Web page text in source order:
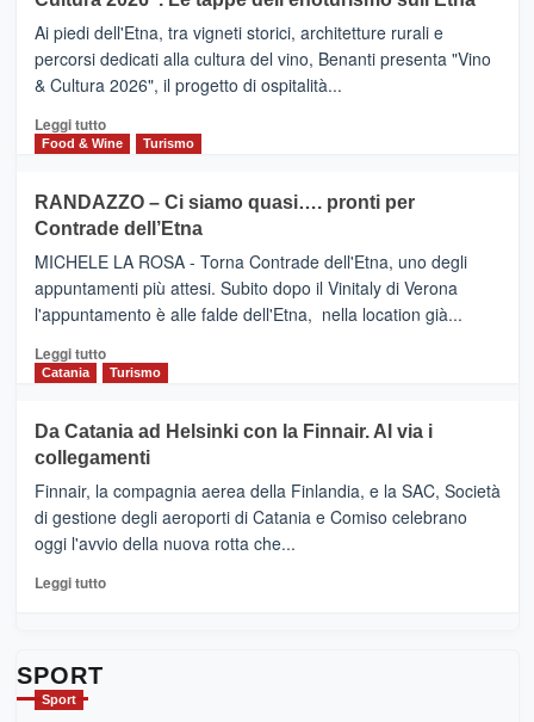
Alcantara
nei
primi
nella
classifica
SAN
DOMENICO
PALACE
TAORMINA,
UN
HOTEL
FOUR
IL
NUOVO
SUMMER
CLUB
Ai piedi dell'Etna, tra vigneti storici, architetture rurali e
percorsi dedicati alla cultura del vino, Benanti presenta "Vino
& Cultura 2026", il progetto di ospitalità...
Leggi tuttoLeggi
di
VIAGRANDE
(Ct)
–
Benanti
presenta
“Vino
&
Cultura
tappe
dell’enoturismo
Food & Wine Turismo
RANDAZZO – Ci siamo quasi…. pronti per
Contrade dell’Etna
MICHELE LA ROSA - Torna Contrade dell'Etna, uno degli
appuntamenti più attesi. Subito dopo il Vinitaly di Verona
l'appuntamento è alle falde dell'Etna, nella location già...
Leggi tuttoLeggi
di
RANDAZZO
–
Ci
siamo
quasi….
pronti
per
Catania Turismo
Da Catania ad Helsinki con la Finnair. Al via i
collegamenti
Finnair, la compagnia aerea della Finlandia, e la SAC, Società
di gestione degli aeroporti di Catania e Comiso celebrano
oggi l'avvio della nuova rotta che...
Leggi tuttoLeggi
SPORT
Sport